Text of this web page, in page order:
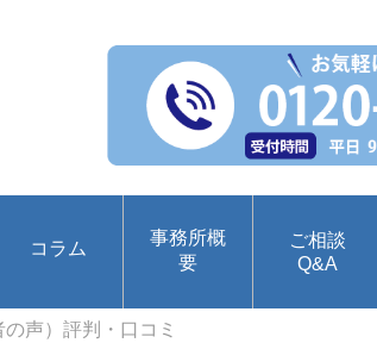
コラム
事務所概
要
ご相談
Q&A
声）評判・口コミ